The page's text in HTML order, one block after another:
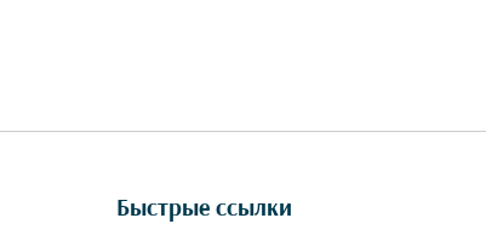
Быстрые ссылки